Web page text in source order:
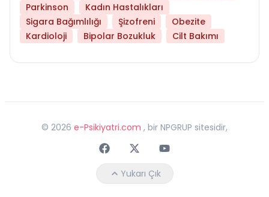
Parkinson
Kadın Hastalıkları
Sigara Bağımlılığı
Şizofreni
Obezite
Kardioloji
Bipolar Bozukluk Cilt Bakımı
© 2026 e-Psikiyatri.com , bir NPGRUP sitesidir,
FaceebokTwitterYoutube
Yukarı Çık